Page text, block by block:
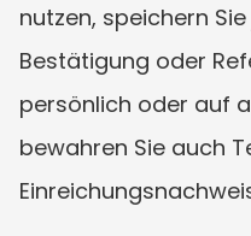
nutzen, speichern
Bestätigung oder
persönlich oder auf
bewahren Sie auch